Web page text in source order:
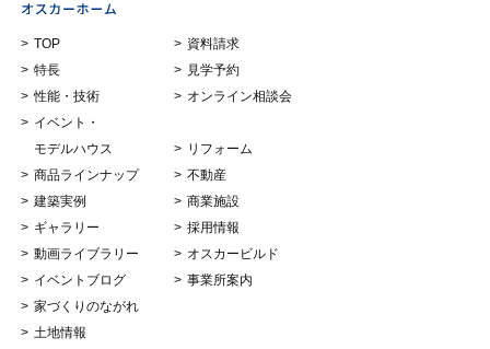
TOP
特長
性能・技術
イベント・
モデルハウス
商品ラインナップ
建築実例
ギャラリー
動画ライブラリー
イベントブログ
家づくりのながれ
土地情報
資料請求
見学予約
オンライン相談会
リフォーム
不動産
商業施設
採用情報
オスカービルド
事業所案内